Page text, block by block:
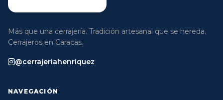
Más que una cerrajería. Tradición artesanal que se hereda.
Cerrajeros en Caracas.
@cerrajeriahenriquez
NAVEGACIÓN